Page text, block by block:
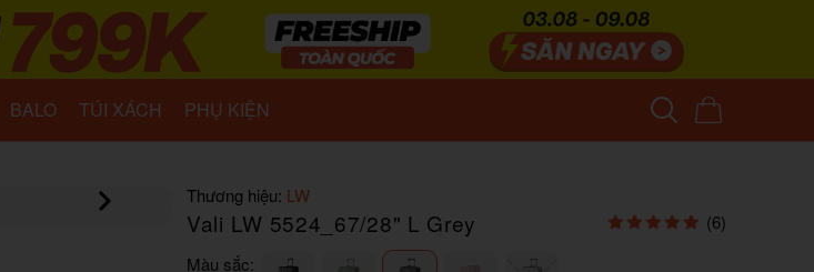
BALO TÚI XÁCH PHỤ KIỆN
Thương hiệu: LW
Vali LW 5524_67/28" L Grey
(6)
Màu sắc: